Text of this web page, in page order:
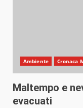
Ambiente Cronaca
Maltempo e
evacuati